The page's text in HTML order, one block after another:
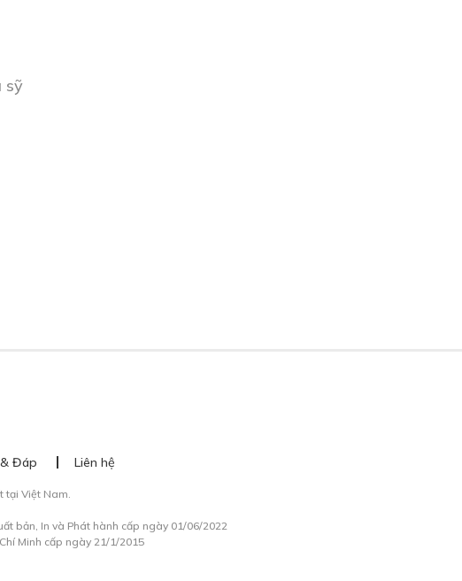
sỹ
Đáp Liên hệ
tại Việt Nam.
bản, In và Phát hành cấp ngày 01/06/2022
Minh cấp ngày 21/1/2015